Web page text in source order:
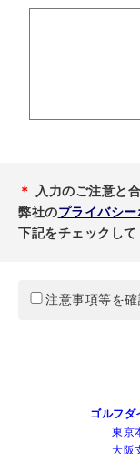
＊
入力のご注意と
弊社のプライバシ
下記をチェックして
注意事項等を
ゴルフダ
東京
大阪